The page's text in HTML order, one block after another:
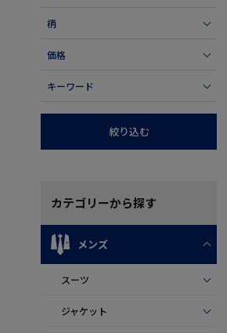
柄
価格
キーワード
絞り込む
カテゴリーから探す
メンズ
スーツ
ジャケット